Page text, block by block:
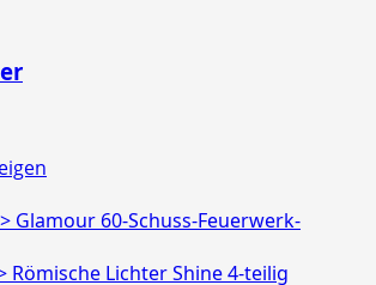
Glamour 60-Schuss-Feuerwerk-
Römische Lichter Shine 4-teilig